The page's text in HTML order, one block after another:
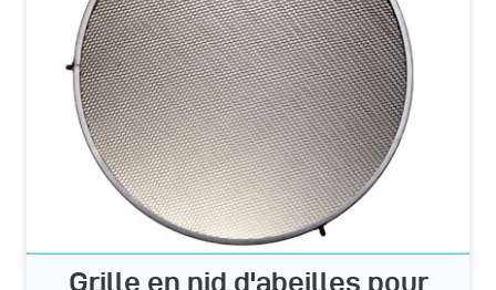
Grille en nid d'abeilles pour